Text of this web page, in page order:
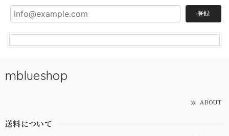
登録
mblueshop
ABOUT
送料について